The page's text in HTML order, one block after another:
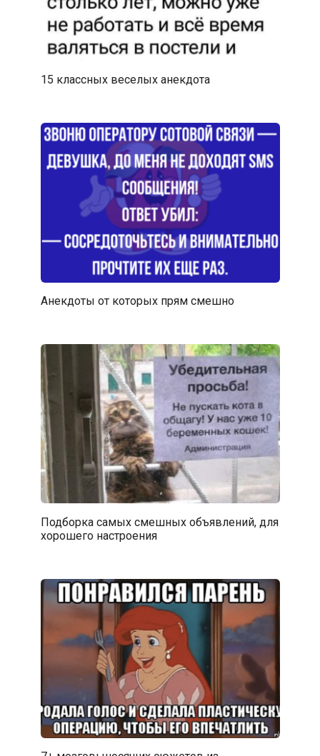
15 классных веселых анекдота
Анекдоты от которых прям смешно
Подборка самых смешных объявлений, для
хорошего настроения